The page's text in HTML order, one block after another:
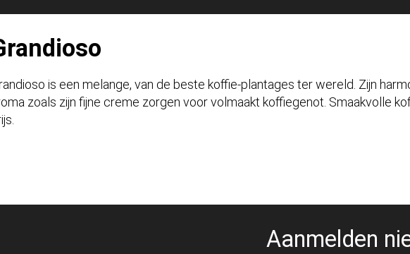
is een melange, van de beste koffie-plantages ter wereld. Zijn
zoals zijn fijne creme zorgen voor volmaakt koffiegenot. Smaakvolle
Aanmelden